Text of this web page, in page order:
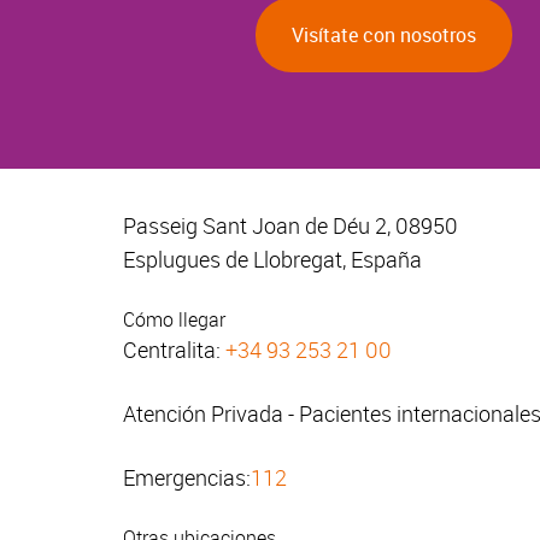
Visítate con nosotros
Passeig Sant Joan de Déu 2, 08950
Esplugues de Llobregat, España
Cómo llegar
Centralita: +34 93 253 21 00
Atención Privada - Pacientes
Emergencias:112